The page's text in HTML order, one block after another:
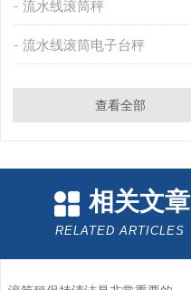
流水线滚筒秤
流水线滚筒电子台秤
查看全部
相关文章
RELATED ARTICLES